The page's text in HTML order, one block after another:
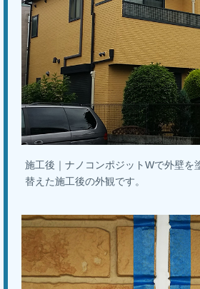
施工後｜ナノコンポジットWで外壁を
替えた施工後の外観です。